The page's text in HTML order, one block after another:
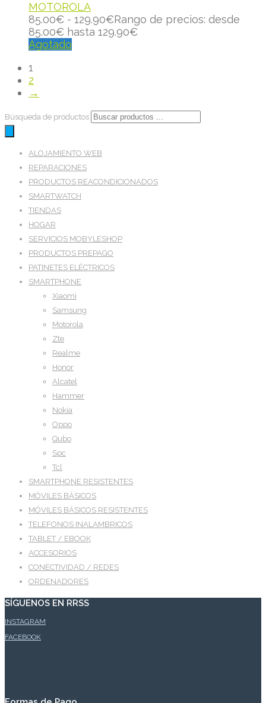
MOTOROLA
85.00€ - 129.90€Rango de precios: desde
85.00€ hasta 129.90€
Agotado
1
2
→
Búsqueda de productos
ALOJAMIENTO WEB
REPARACIONES
PRODUCTOS REACONDICIONADOS
SMARTWATCH
TIENDAS
HOGAR
SERVICIOS MOBYLESHOP
PRODUCTOS PREPAGO
PATINETES ELÉCTRICOS
SMARTPHONE
Xiaomi
Samsung
Motorola
Zte
Realme
Honor
Alcatel
Hammer
Nokia
Oppo
Qubo
Spc
Tcl
SMARTPHONE RESISTENTES
MÓVILES BÁSICOS
MÓVILES BÁSICOS RESISTENTES
TELEFONOS INALAMBRICOS
TABLET / EBOOK
ACCESORIOS
CONECTIVIDAD / REDES
ORDENADORES
SÍGUENOS EN RRSS
INSTAGRAM
FACEBOOK